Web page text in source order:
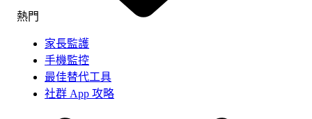
熱門
家長監護
手機監控
最佳替代工具
社群 App 攻略